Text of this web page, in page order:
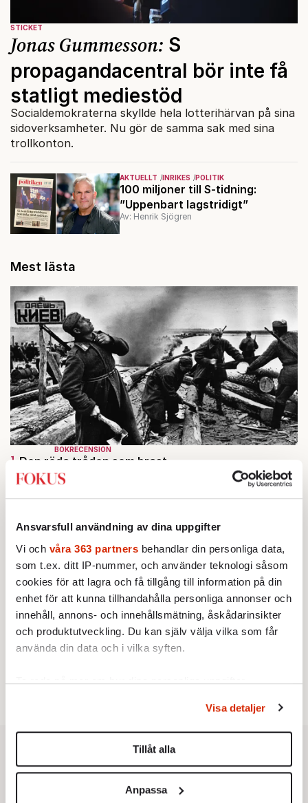
Ansvarsfull användning av dina uppgifter
Vi och våra 363 partners behandlar din personliga data,
som t.ex. ditt IP-nummer, och använder teknologi såsom
cookies för att lagra och få tillgång till information på din
enhet för att kunna tillhandahålla personliga annonser och
innehåll, annons- och innehållsmätning, åskådarinsikter
och produktutveckling. Du kan själv välja vilka som får
använda din data och i vilka syften.
Ta reda på mer om hur dina personliga uppgifter
Du kan ändra eller dra tillbaka ditt samtycke när som
helst från cookie-förklaringen.
Vi använder enhetsidentifierare för att anpassa innehållet
för sociala medier och analysera vår trafik. Vi
Visa detaljer
Tillåt alla
Anpassa
AKTUELLT INRIKES POLITIK
100 miljoner till S-tidning:
”Uppenbart lagstridigt”
Av: Henrik Sjögren
STICKET
Jonas Gummesson: S
propagandacentral bör inte få
statligt mediestöd
Socialdemokraterna skyllde hela lotterihärvan på sina
sidoverksamheter. Nu gör de samma sak med sina
trollkonton.
Mest lästa
BOKRECENSION
1. Den röda tråden som brast
Av: Gustaf Lewander
KRÖNIKA
Frans Wachtmeister:Ja, AC är ett hot mot den
STICKET
3.Bitte Assarmo:Sagan om den lågbegåvade
ursprungsbefolkningen i Filipstad
KRÖNIKA
4.Nina Lekander: På ”Kommunisthögskolan” drömde
alla om att vara arbetarklass
INRIKES
5.Vattenbristen är här – men var femte liter läcker
ut
Av: Susanne Gäre
KRÖNIKA